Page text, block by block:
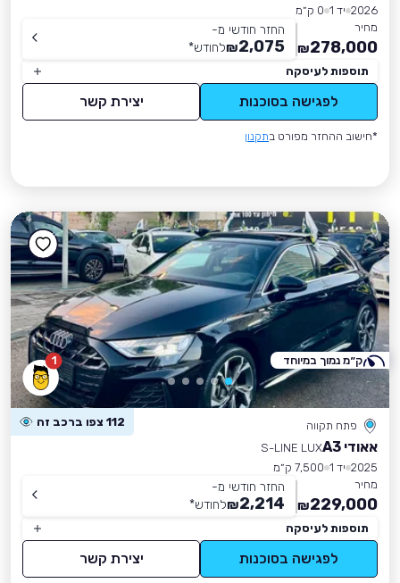
2026 יד 1
0 ק״מ
מחיר
278,000
₪
החזר חודשי מ-
2,075
₪לחודש*
תוספות לעיסקה
לפגישה בסוכנות יצירת קשר
*חישוב ההחזר מפורט בתקנון
1
פתח תקווה 112 צפו ברכב זה
אאודי A3
S-LINE LUX
2025 יד 1
7,500 ק״מ
מחיר
229,000
₪
החזר חודשי מ-
2,214
₪לחודש*
תוספות לעיסקה
לפגישה בסוכנות יצירת קשר
ק״מ נמוך במיוחד